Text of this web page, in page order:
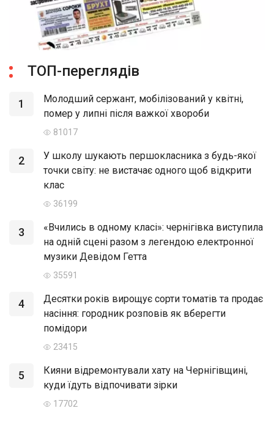
ТОП-переглядів
1
Молодший сержант, мобілізований у квітні,
помер у липні після важкої хвороби
81017
2
У школу шукають першокласника з будь-якої
точки світу: не вистачає одного щоб відкрити
клас
36199
3
«Вчились в одному класі»: чернігівка виступила
на одній сцені разом з легендою електронної
музики Девідом Гетта
35591
4
Десятки років вирощує сорти томатів та продає
насіння: городник розповів як вберегти
помідори
23415
5
Кияни відремонтували хату на Чернігівщині,
куди їдуть відпочивати зірки
17702